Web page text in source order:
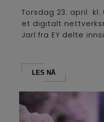
Torsdag 23. april kl.
et digitalt
Jarl fra EY delte
LES NÅ